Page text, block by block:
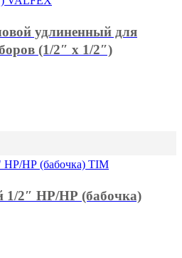
удлиненный для
(1/2″ х 1/2″)
1/2″ НР/НР (бабочка)